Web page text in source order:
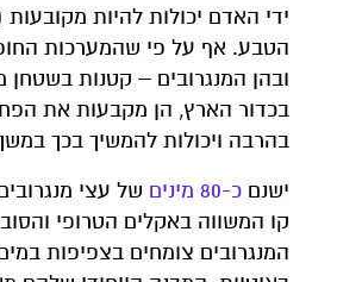
ידי האדם יכולות להיות מקובעות
הטבע. אף על פי שהמערכות
ובהן המנגרובים – קטנות
בכדור הארץ, הן מקבעות את
בהרבה ויכולות להמשיך בכך במשך
ישנם כ-80 מינים
של עצי
קו המשווה באקלים הטרופי
המנגרובים צומחים בצפיפות